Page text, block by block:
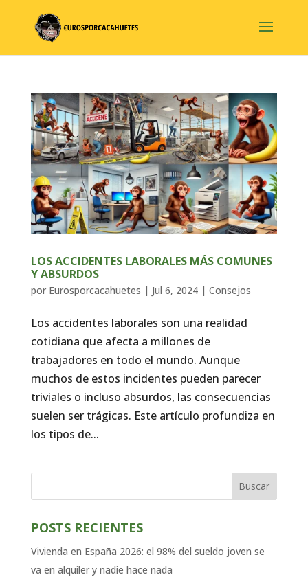
LOS ACCIDENTES LABORALES MÁS COMUNES
Y ABSURDOS
por Eurosporcacahuetes | Jul 6, 2024| Consejos
Los accidentes laborales son una realidad
cotidiana que afecta a millones de
trabajadores en todo el mundo. Aunque
muchos de estos incidentes pueden parecer
triviales o incluso absurdos, las consecuencias
suelen ser trágicas. Este artículo profundiza en
los tipos de...
Buscar
POSTS RECIENTES
Vivienda en España 2026: el 98% del sueldo joven se
va en alquiler y nadie hace nada